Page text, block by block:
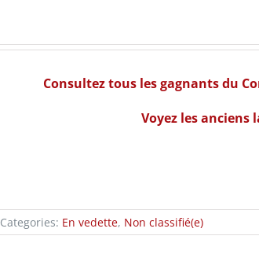
Consultez tous les gagnants du
Voyez les anciens
Categories: En vedette, Non classifié(e)